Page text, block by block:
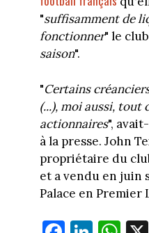
"suffisamment de
fonctionner" le
saison".
"Certains
(...), moi aussi, tout
actionnaires",
à la presse. John
propriétaire du
et a vendu en juin
Palace en Premier